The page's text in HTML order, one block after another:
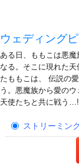
ウェディング
ある日、ももこは悪
なる。そこに現れた
たももこは、 伝説の
う。悪魔族から愛の
天使たちと共に戦う…!
ストリーミン